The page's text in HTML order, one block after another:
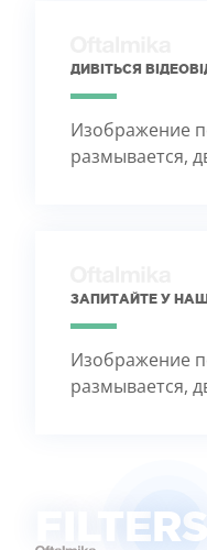
ДИВІТЬСЯ
Изображение
размывается,
ЗАПИТАЙТЕ У
Изображение
размывается,
FILTERS